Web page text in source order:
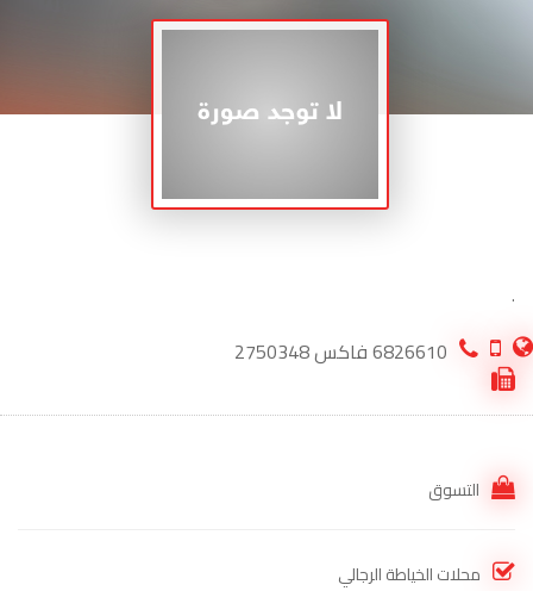
.
6826610 فاكس 2750348
التسوق
محلات الخياطة الرجالي